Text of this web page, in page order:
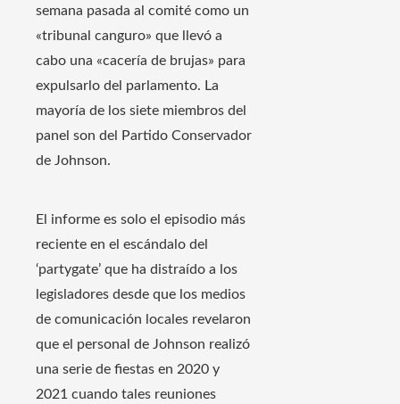
semana pasada al comité como un
«tribunal canguro» que llevó a
cabo una «cacería de brujas» para
expulsarlo del parlamento. La
mayoría de los siete miembros del
panel son del Partido Conservador
de Johnson.
El informe es solo el episodio más
reciente en el escándalo del
‘partygate’ que ha distraído a los
legisladores desde que los medios
de comunicación locales revelaron
que el personal de Johnson realizó
una serie de fiestas en 2020 y
2021 cuando tales reuniones